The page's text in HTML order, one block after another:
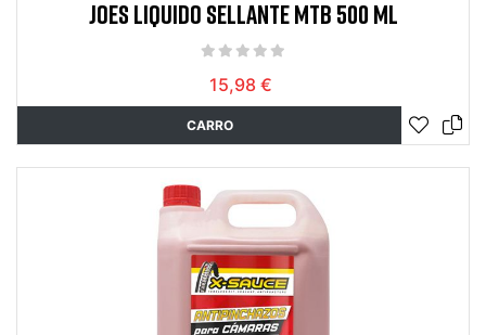
JOES LIQUIDO SELLANTE MTB 500 ML
15,98 €
CARRO